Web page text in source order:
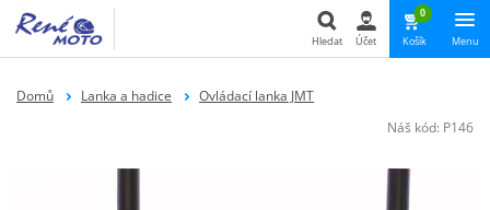
Hledat Účet
0
Košík Menu
Domů Lanka a hadice
Ovládací lanka JMT
Náš kód: P146